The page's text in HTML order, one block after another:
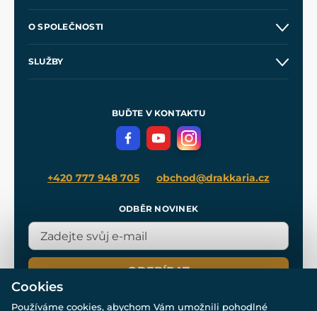
Velkoobchod
O SPOLEČNOSTI
SLUŽBY
Meče pro Kingdom Come
BUĎTE V KONTAKTU
+420 777 948 705 obchod@drakkaria.cz
ODBĚR NOVINEK
ODEBÍRAT
Cookies
Používáme cookies, abychom Vám umožnili pohodlné